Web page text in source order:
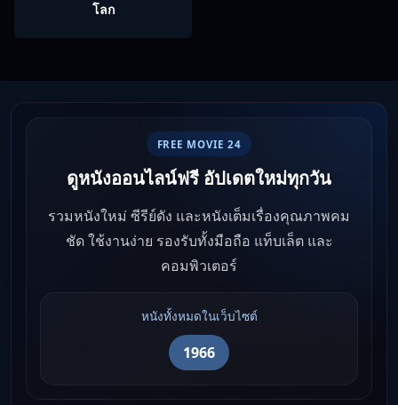
โลก
FREE MOVIE 24
ดูหนังออนไลน์ฟรี อัปเดตใหม่ทุกวัน
รวมหนังใหม่ ซีรีย์ดัง และหนังเต็มเรื่องคุณภาพคม
ชัด ใช้งานง่าย รองรับทั้งมือถือ แท็บเล็ต และ
คอมพิวเตอร์
หนังทั้งหมดในเว็บไซต์
1966